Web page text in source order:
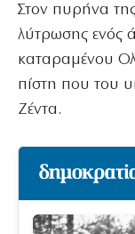
Στον πυρήνα
λύτρωσης ενός
καταραμένου
πίστη που του
Ζέντα.